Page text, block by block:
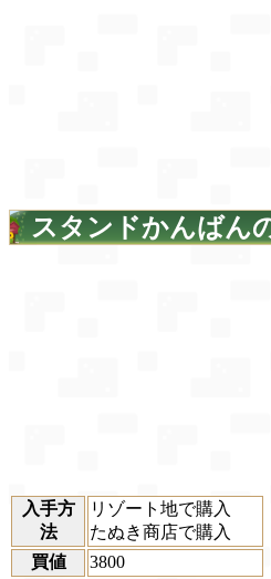
スタンドかんばん
入手方
法
リゾート地で購入
たぬき商店で購入
買値
3800